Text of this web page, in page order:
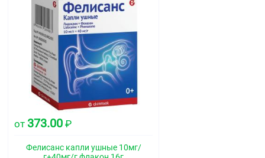
от 373.00 ₽
Фелисанс капли ушные 10мг/